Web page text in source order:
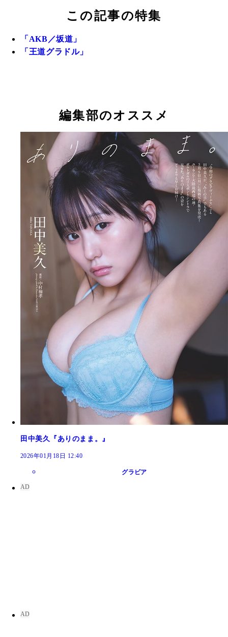
この記事の特集
「AKB／坂道」
「王道グラドル」
編集部のオススメ
田中美久『ありのまま。』
2026年01月18日 12:40
グラビア